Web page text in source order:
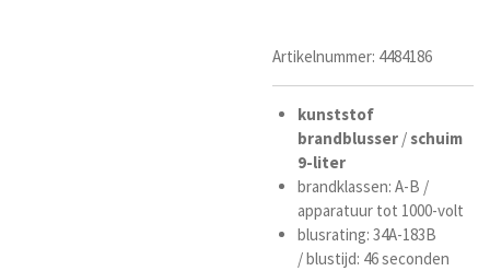
Artikelnummer: 4484186
kunststof
brandblusser/ schuim
9-liter
brandklassen: A-B /
apparatuur tot 1000-volt
blusrating: 34A-183B
/blustijd: 46 seconden